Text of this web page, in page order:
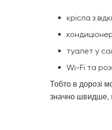
крісла з
туалет у
Wi-Fi та
Тобто в дорозі
значно швидше,